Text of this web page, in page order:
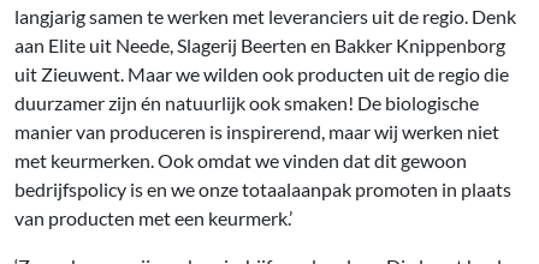
langjarig samen te werken met leveranciers uit de regio. Denk
aan Elite uit Neede, Slagerij Beerten en Bakker Knippenborg
uit Zieuwent. Maar we wilden ook producten uit de regio die
duurzamer zijn én natuurlijk ook smaken! De bio­logische
manier van produceren is inspirerend, maar wij werken niet
met keurmerken. Ook omdat we vinden dat dit gewoon
bedrijfspolicy is en we onze totaalaanpak promoten in plaats
van producten met een keurmerk.’